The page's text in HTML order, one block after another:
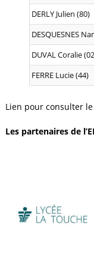
DERLY Julien (80)
DESQUESNES
DUVAL Coralie
FERRE Lucie (44)
Lien pour consulter le
Les partenaires de